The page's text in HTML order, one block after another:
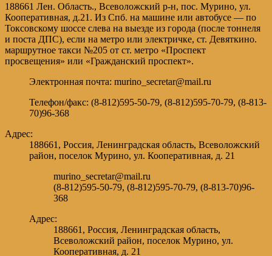
188661 Лен. Область., Всеволожский р-н, пос. Мурино, ул.
Кооперативная, д.21. Из Спб. на машине или автобусе — по
Токсовскому шоссе слева на выезде из города (после тоннеля
и поста ДПС), если на метро или электричке, ст. Девяткино.
маршрутное такси №205 от ст. метро «Проспект
просвещения» или «Гражданский проспект».
Электронная почта: murino_secretar@mail.ru
Телефон/факс: (8-812)595-50-79, (8-812)595-70-79, (8-813-
70)96-368
Адрес:
188661, Россия, Ленинградская область, Всеволожский
район, поселок Мурино, ул. Кооперативная, д. 21
murino_secretar@mail.ru
(8-812)595-50-79, (8-812)595-70-79, (8-813-70)96-
368
Адрес:
188661, Россия, Ленинградская область,
Всеволожский район, поселок Мурино, ул.
Кооперативная, д. 21